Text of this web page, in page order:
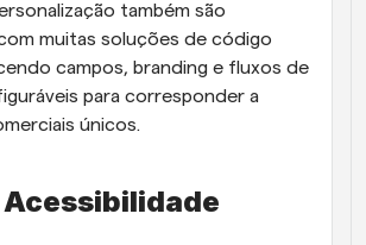
também são
muitas soluções de código
campos, branding e fluxos de
para corresponder a
únicos.
Acessibilidade